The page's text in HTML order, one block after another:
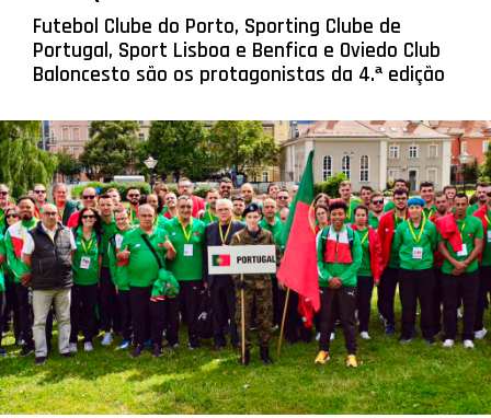
Futebol Clube do Porto, Sporting Clube de
Portugal, Sport Lisboa e Benfica e Oviedo Club
Baloncesto são os protagonistas da 4.ª edição